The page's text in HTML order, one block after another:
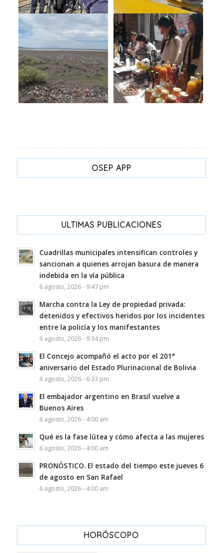
OSEP APP
ULTIMAS PUBLICACIONES
Cuadrillas municipales intensifican controles y
sancionan a quienes arrojan basura de manera
indebida en la vía pública
6 agosto, 2026 - 9:47 pm
Marcha contra la Ley de propiedad privada:
detenidos y efectivos heridos por los incidentes
entre la policía y los manifestantes
6 agosto, 2026 - 9:34 pm
El Concejo acompañó el acto por el 201°
aniversario del Estado Plurinacional de Bolivia
6 agosto, 2026 - 6:33 pm
El embajador argentino en Brasil vuelve a
Buenos Aires
6 agosto, 2026 - 4:00 am
Qué es la fase lútea y cómo afecta a las mujeres
6 agosto, 2026 - 4:00 am
PRONÓSTICO. El estado del tiempo este jueves 6
de agosto en San Rafael
6 agosto, 2026 - 4:00 am
HORÓSCOPO